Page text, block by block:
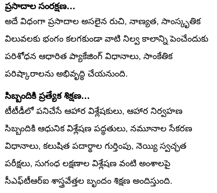
ప్రసాదాల సంరక్షణ…
అదే విధంగా ప్రసాదాల అసలైన రుచి, నాణ్యత, సాంస్కృతిక
విలువలకు భంగం కలగకుండా వాటి నిల్వ కాలాన్ని పెంచేందుకు
పరిశోధన ఆధారిత ప్యాకేజింగ్ విధానాలు, సాంకేతిక
పరిష్కారాలను అభివృద్ధి చేయనుంది.
సిబ్బందికి ప్రత్యేక శిక్షణ…
టీటీడీలో పనిచేసే ఆహార విశ్లేషకులు, ఆహార నిర్వహణ
సిబ్బందికి ఆధునిక విశ్లేషణ పద్ధతులు, నమూనాల సేకరణ
విధానాలు, కలుషిత పదార్థాల గుర్తింపు, నెయ్యి స్వచ్ఛత
పరీక్షలు, సుగంధ లక్షణాల విశ్లేషణ వంటి అంశాలపై
సీఎఫ్‌టీఆర్‌ఐ శాస్త్రవేత్తల బృందం శిక్షణ అందిస్తుంది.